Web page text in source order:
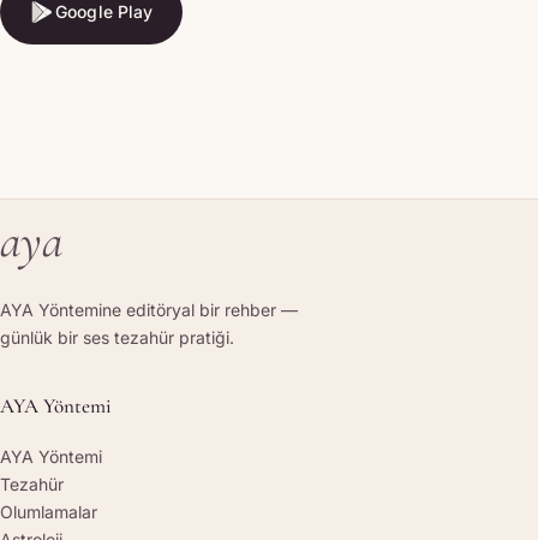
Google Play
Google Play
aya
AYA Yöntemine editöryal bir rehber —
günlük bir ses tezahür pratiği.
AYA Yöntemi
AYA Yöntemi
Tezahür
Olumlamalar